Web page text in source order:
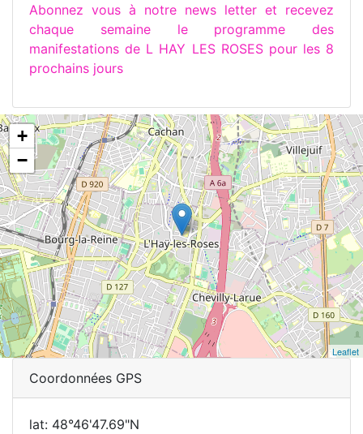
Abonnez vous à notre news letter et recevez
chaque semaine le programme des
manifestations de L HAY LES ROSES pour les 8
prochains jours
+
−
Leaflet
Coordonnées GPS
lat: 48°46'47.69"N